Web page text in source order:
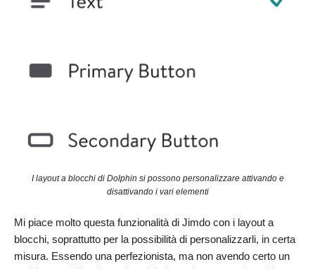
I layout a blocchi di Dolphin si possono personalizzare attivando e
disattivando i vari elementi
Mi piace molto questa funzionalità di Jimdo con i layout a
blocchi, soprattutto per la possibilità di personalizzarli, in certa
misura. Essendo una perfezionista, ma non avendo certo un